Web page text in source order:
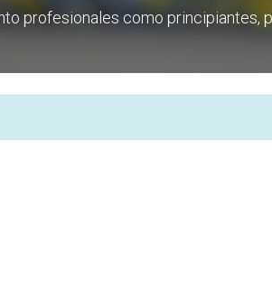
profesionales como principiantes,